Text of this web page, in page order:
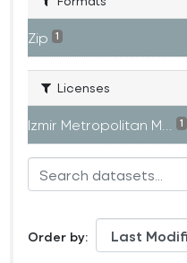
Zip 1
Licenses
Izmir Metropolitan M... 1
Order by